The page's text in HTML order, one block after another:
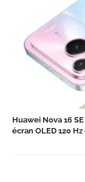
Huawei Nova 16
écran OLED 120